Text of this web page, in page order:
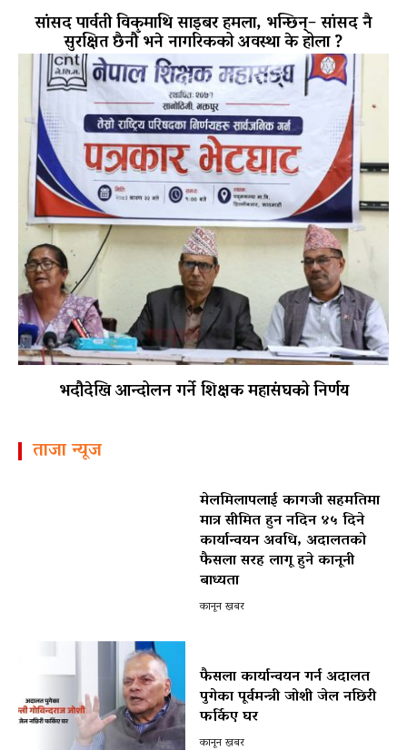
सांसद पार्वती विकमाथि साइबर हमला, भन्छिन्– सांसद नै
सुरक्षित छैनौँ भने नागरिकको अवस्था के होला ?
भदौदेखि आन्दोलन गर्ने शिक्षक महासंघको निर्णय
ताजा न्यूज
मेलमिलापलाई कागजी सहमतिमा
मात्र सीमित हुन नदिन ४५ दिने
कार्यान्वयन अवधि, अदालतको
फैसला सरह लागू हुने कानूनी
बाध्यता
कानून खबर
फैसला कार्यान्वयन गर्न अदालत
पुगेका पूर्वमन्त्री जोशी जेल नछिरी
फर्किए घर
कानून खबर